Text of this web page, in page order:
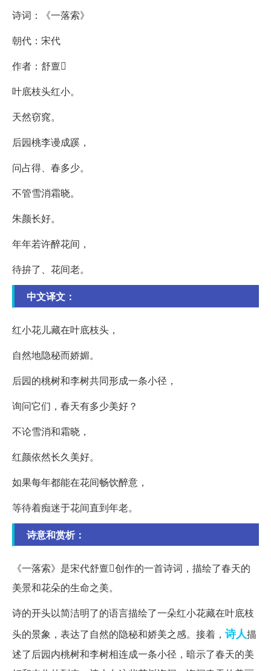
诗词：《一落索》
朝代：宋代
作者：舒亶
叶底枝头红小。
天然窃窕。
后园桃李谩成蹊，
问占得、春多少。
不管雪消霜晓。
朱颜长好。
年年若许醉花间，
待拚了、花间老。
中文译文：
红小花儿藏在叶底枝头，
自然地隐秘而娇媚。
后园的桃树和李树共同形成一条小径，
询问它们，春天有多少美好？
不论雪消和霜晓，
红颜依然长久美好。
如果每年都能在花间畅饮醉意，
等待着痴迷于花间直到年老。
诗意和赏析：
《一落索》是宋代舒亶创作的一首诗词，描绘了春天的
美景和花朵的生命之美。
诗的开头以简洁明了的语言描绘了一朵红小花藏在叶底枝
头的景象，表达了自然的隐秘和娇美之感。接着， 诗人描
述了后园内桃树和李树相连成一条小径，暗示了春天的美